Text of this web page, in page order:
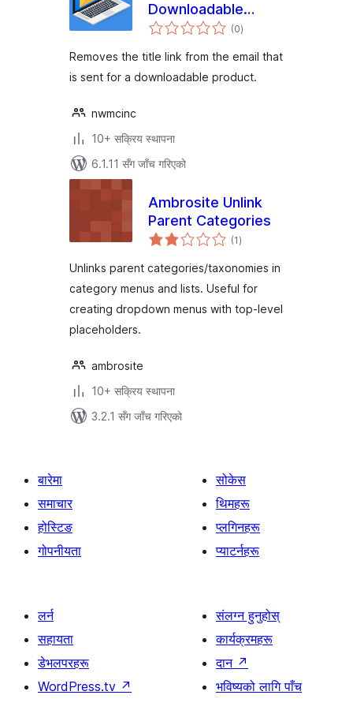
Downloadable
Product Title(0कुल
रेटिङ्गहरू
)
Removes the title link from the email that
is sent for a downloadable product.
nwmcinc
10+ सक्रिय स्थापना
6.1.11 सँग जाँच गरिएको
Ambrosite Unlink
Parent Categories
(1कुल
रेटिङ्गहरू
)
Unlinks parent categories/taxonomies in
category menus and lists. Useful for
creating dropdown menus with top-level
placeholders.
ambrosite
10+ सक्रिय स्थापना
3.2.1 सँग जाँच गरिएको
बारेमा
समाचार
होस्टिङ
गोपनीयता
सोकेस
थिमहरू
प्लगिनहरू
प्याटर्नहरू
लर्न
सहायता
डेभलपरहरू
WordPress.tv ↗
संलग्न हुनुहोस्
कार्यक्रमहरू
दान ↗
भविष्यको लागि पाँच